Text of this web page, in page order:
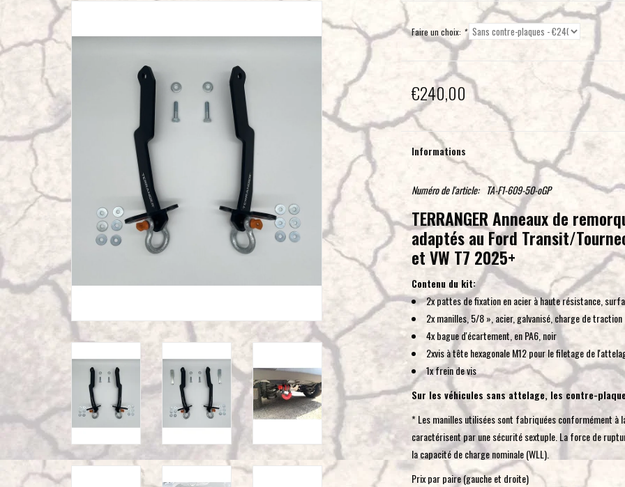
Faire un choix: *
€240,00
Informations
Numéro de l'article: TA-F1-609-50-oGP
TERRANGER Anneaux de
adaptés au Ford Transit/
et VW T7 2025+
Contenu du kit:
2x pattes de fixation en acier à haute résistance,
2x manilles, 5/8 », acier, galvanisé, charge de
4x bague d'écartement, en PA6, noir
2xvis à tête hexagonale M12 pour le filetage de
1x frein de vis
Sur les véhicules sans attelage, les contre-
* Les manilles utilisées sont fabriquées conformément à
caractérisent par une sécurité sextuple. La force de
la capacité de charge nominale (WLL).
Prix ​​par paire (gauche et droite)